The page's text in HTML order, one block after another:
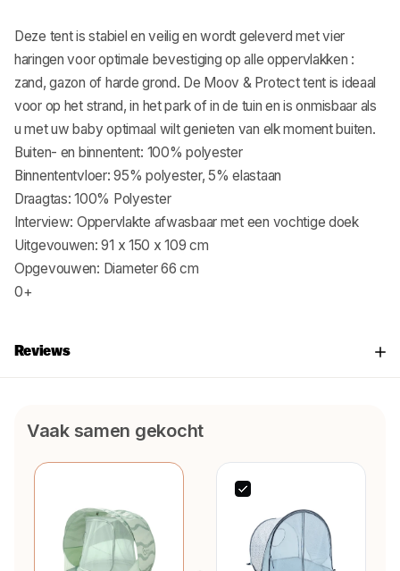
Deze tent is stabiel en veilig en wordt geleverd met vier
haringen voor optimale bevestiging op alle oppervlakken :
zand, gazon of harde grond. De Moov & Protect tent is ideaal
voor op het strand, in het park of in de tuin en is onmisbaar als
u met uw baby optimaal wilt genieten van elk moment buiten.
Buiten- en binnentent: 100% polyester
Binnententvloer: 95% polyester, 5% elastaan
Draagtas: 100% Polyester
Interview: Oppervlakte afwasbaar met een vochtige doek
Uitgevouwen: 91 x 150 x 109 cm
Opgevouwen: Diameter 66 cm
0+
Reviews
Vaak samen gekocht